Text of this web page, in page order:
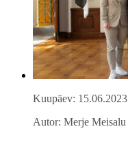
Kuupäev: 15.06.2023
Autor: Merje Meisalu